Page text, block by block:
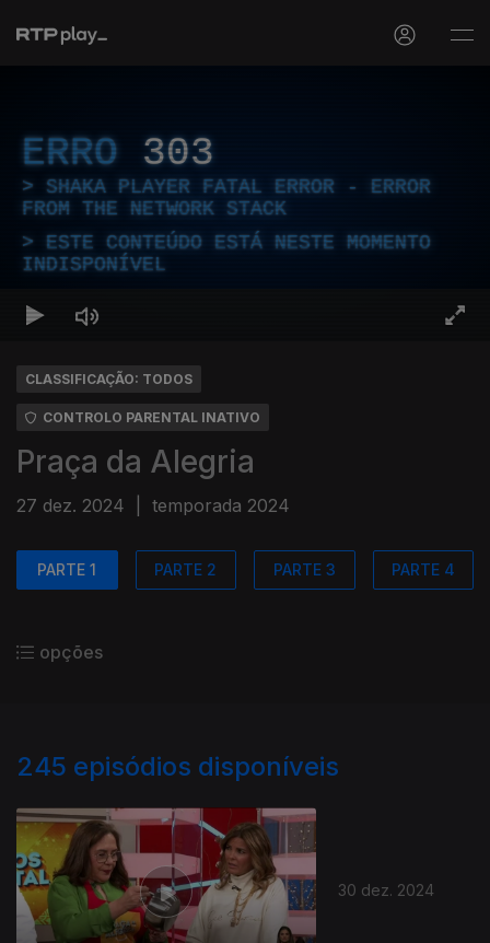
ERRO 303
SHAKA PLAYER FATAL ERROR - ERROR
FROM THE NETWORK STACK
ESTE CONTEÚDO ESTÁ NESTE MOMENTO
INDISPONÍVEL
CLASSIFICAÇÃO: TODOS
CONTROLO PARENTAL INATIVO
Praça da Alegria
27 dez. 2024 temporada 2024
PARTE 1 PARTE 2 PARTE 3 PARTE 4
opções
245 episódios disponíveis
30 dez. 2024